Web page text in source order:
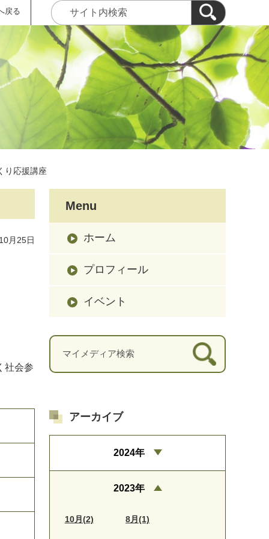
戻る
り応援講座
月25日
社会参
Menu
ホーム
プロフィール
イベント
アーカイブ
2024年
2023年
10月(2) 8月(1)